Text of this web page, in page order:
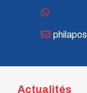
Actualités